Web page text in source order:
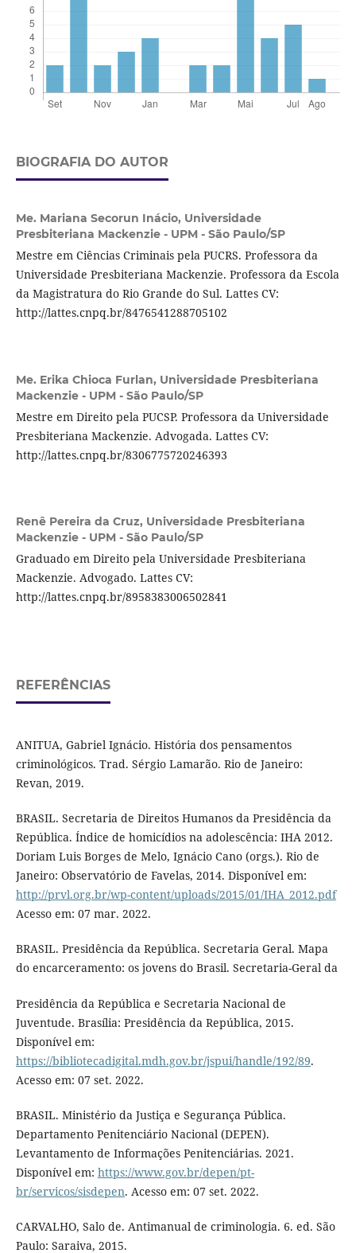
BIOGRAFIA DO AUTOR
Me. Mariana Secorun Inácio, Universidade
Presbiteriana Mackenzie - UPM - São Paulo/SP
Mestre em Ciências Criminais pela PUCRS. Professora da
Universidade Presbiteriana Mackenzie. Professora da Escola
da Magistratura do Rio Grande do Sul. Lattes CV:
http://lattes.cnpq.br/8476541288705102
Me. Erika Chioca Furlan, Universidade Presbiteriana
Mackenzie - UPM - São Paulo/SP
Mestre em Direito pela PUCSP. Professora da Universidade
Presbiteriana Mackenzie. Advogada. Lattes CV:
http://lattes.cnpq.br/8306775720246393
Renê Pereira da Cruz, Universidade Presbiteriana
Mackenzie - UPM - São Paulo/SP
Graduado em Direito pela Universidade Presbiteriana
Mackenzie. Advogado. Lattes CV:
http://lattes.cnpq.br/8958383006502841
REFERÊNCIAS
ANITUA, Gabriel Ignácio. História dos pensamentos
criminológicos. Trad. Sérgio Lamarão. Rio de Janeiro:
Revan, 2019.
BRASIL. Secretaria de Direitos Humanos da Presidência da
República. Índice de homicídios na adolescência: IHA 2012.
Doriam Luis Borges de Melo, Ignácio Cano (orgs.). Rio de
Janeiro: Observatório de Favelas, 2014. Disponível em:
http://prvl.org.br/wp-content/uploads/2015/01/IHA_2012.pdf
Acesso em: 07 mar. 2022.
BRASIL. Presidência da República. Secretaria Geral. Mapa
do encarceramento: os jovens do Brasil. Secretaria-Geral da
Presidência da República e Secretaria Nacional de
Juventude. Brasília: Presidência da República, 2015.
Disponível em:
https://bibliotecadigital.mdh.gov.br/jspui/handle/192/89.
Acesso em: 07 set. 2022.
BRASIL. Ministério da Justiça e Segurança Pública.
Departamento Penitenciário Nacional (DEPEN).
Levantamento de Informações Penitenciárias. 2021.
Disponível em: https://www.gov.br/depen/pt-
br/servicos/sisdepen. Acesso em: 07 set. 2022.
CARVALHO, Salo de. Antimanual de criminologia. 6. ed. São
Paulo: Saraiva, 2015.